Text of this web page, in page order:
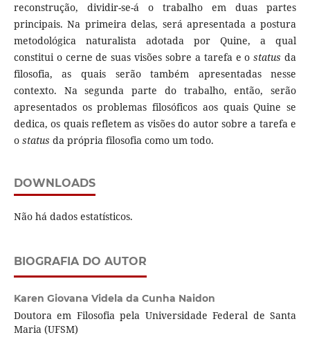
reconstrução, dividir-se-á o trabalho em duas partes
principais. Na primeira delas, será apresentada a postura
metodológica naturalista adotada por Quine, a qual
constitui o cerne de suas visões sobre a tarefa e ostatus da
filosofia, as quais serão também apresentadas nesse
contexto. Na segunda parte do trabalho, então, serão
apresentados os problemas filosóficos aos quais Quine se
dedica, os quais refletem as visões do autor sobre a tarefa e
o status da própria filosofia como um todo.
DOWNLOADS
Não há dados estatísticos.
BIOGRAFIA DO AUTOR
Karen Giovana Videla da Cunha Naidon
Doutora em Filosofia pela Universidade Federal de Santa
Maria (UFSM)